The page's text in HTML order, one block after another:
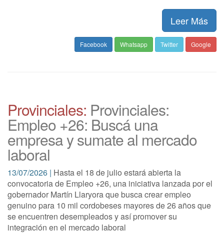
Leer Más
Facebook Whatsapp Twitter Google
Provinciales: Provinciales:
Empleo +26: Buscá una
empresa y sumate al mercado
laboral
13/07/2026 | Hasta el 18 de julio estará abierta la
convocatoria de Empleo +26, una iniciativa lanzada por el
gobernador Martín Llaryora que busca crear empleo
genuino para 10 mil cordobeses mayores de 26 años que
se encuentren desempleados y así promover su
integración en el mercado laboral